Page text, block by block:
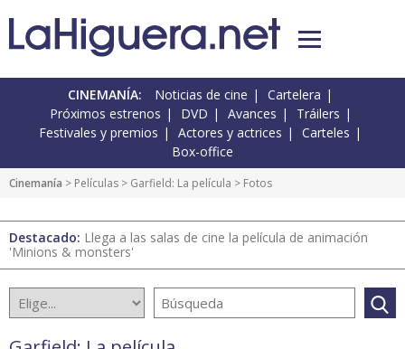
CINEMANÍA: Noticias de cine
Cartelera
Próximos estrenos
DVD Avances
Tráilers
Festivales y premios
Actores y actrices
Carteles
Box-office
Cinemanía > Películas > Garfield: La película > Fotos
Destacado: Llega a las salas de cine la película de animación
'Minions & monsters'